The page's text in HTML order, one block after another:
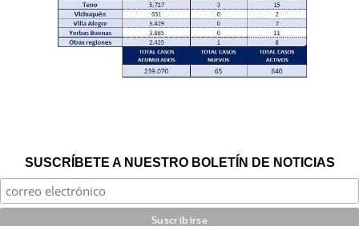
SUSCRÍBETE A NUESTRO BOLETÍN DE NOTICIAS